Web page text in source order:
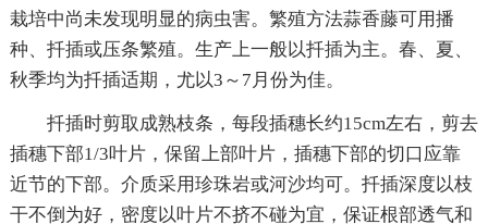
栽培中尚未发现明显的病虫害。繁殖方法蒜香藤可用播
种、扦插或压条繁殖。生产上一般以扦插为主。春、夏、
秋季均为扦插适期，尤以3～7月份为佳。
扦插时剪取成熟枝条，每段插穗长约15cm左右，剪去
插穗下部1/3叶片，保留上部叶片，插穗下部的切口应靠
近节的下部。介质采用珍珠岩或河沙均可。扦插深度以枝
干不倒为好，密度以叶片不挤不碰为宜，保证根部透气和